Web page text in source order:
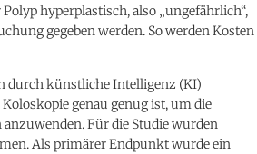
hyperplastisch, also „ungefährlich“,
gegeben werden. So werden Kosten
durch künstliche Intelligenz (KI)
genau genug ist, um die
Für die Studie wurden
Als primärer Endpunkt wurde ein